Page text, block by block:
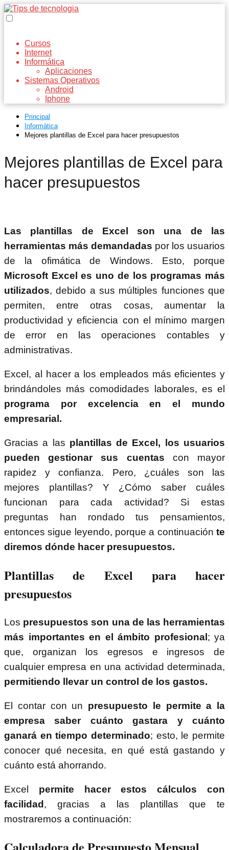
Cursos
Internet
Informática
Aplicaciones
Sistemas Operativos
Android
Iphone
Principal
Informática
Mejores plantillas de Excel para hacer presupuestos
Mejores plantillas de Excel para
hacer presupuestos
Las plantillas de Excel son una de las
herramientas más demandadas por los usuarios
de la ofimática de Windows. Esto, porque
Microsoft Excel es uno de los programas más
utilizados, debido a sus múltiples funciones que
permiten, entre otras cosas, aumentar la
productividad y eficiencia con el mínimo margen
de error en las operaciones contables y
administrativas.
Excel, al hacer a los empleados más eficientes y
brindándoles más comodidades laborales, es el
programa por excelencia en el mundo
empresarial.
Gracias a las plantillas de Excel, los usuarios
pueden gestionar sus cuentas con mayor
rapidez y confianza. Pero, ¿cuáles son las
mejores plantillas? Y ¿Cómo saber cuáles
funcionan para cada actividad? Si estas
preguntas han rondado tus pensamientos,
entonces sigue leyendo, porque a continuación te
diremos dónde hacer presupuestos.
Plantillas de Excel para hacer
presupuestos
Los presupuestos son una de las herramientas
más importantes en el ámbito profesional ; ya
que, organizan los egresos e ingresos de
cualquier empresa en una actividad determinada,
permitiendo llevar un control de los gastos.
El contar con un presupuesto le permite a la
empresa saber cuánto gastara y cuánto
ganará en tiempo determinado; esto, le permite
conocer qué necesita, en qué está gastando y
cuánto está ahorrando.
Excel permite hacer estos cálculos con
facilidad , gracias a las plantillas que te
mostraremos a continuación: